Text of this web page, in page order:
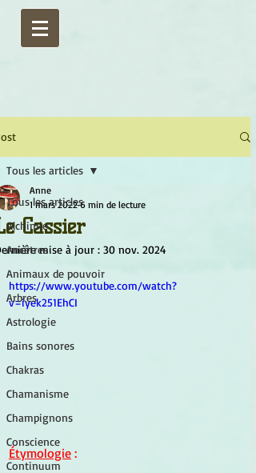
Tous les articles
Alchimie
Ancêtres
Animaux de pouvoir
Arbres
Astrologie
Bains sonores
Chakras
Chamanisme
Champignons
Conscience
Continuum
Tous les articles
Cassier
Anne
1 mars 2022 6 min de lecture
mise à jour : 30 nov. 2024
https://www.youtube.com/watch?
v=iyek251EhCI
Étymologie :